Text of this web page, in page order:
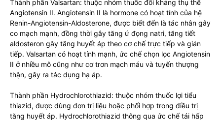
Thành phần Valsartan: thuộc nhóm thuốc đối kháng thụ thể
Angiotensin II. Angiotensin II là hormone có hoạt tính của hệ
Renin-Angiotensin-Aldosterone, được biết đến là tác nhân gây
co mạch mạnh, đồng thời gây tăng ứ đọng natri, tăng tiết
aldosteron gây tăng huyết áp theo cơ chế trực tiếp và gián
tiếp. Valsartan có hoạt tính mạnh, ức chế chọn lọc Angiotensin
II ở nhiều mô cũng như cơ trơn mạch máu và tuyến thượng
thận, gây ra tác dụng hạ áp.
Thành phần Hydrochlorothiazid: thuộc nhóm thuốc lợi tiểu
thiazid, được dùng đơn trị liệu hoặc phối hợp trong điều trị
tăng huyết áp. Hydrochlorothiazid thông qua ức chế tái hấp